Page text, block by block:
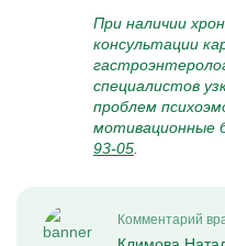
При наличии
консультации
специалистов
проблем
мотивационные
93-05
Комментарий